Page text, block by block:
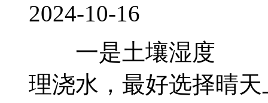
2024-10-16
一是土壤湿度 施
理浇水，最好选择晴